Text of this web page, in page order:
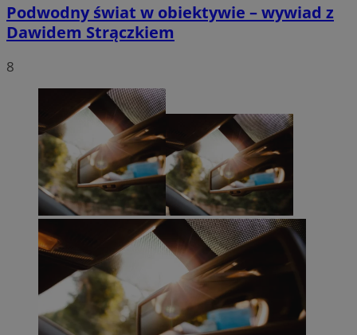
Podwodny świat w obiektywie – wywiad z
Dawidem Strączkiem
8